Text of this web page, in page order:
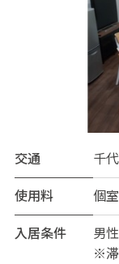
交通
千
使用料
個
入居条件
男
※滞